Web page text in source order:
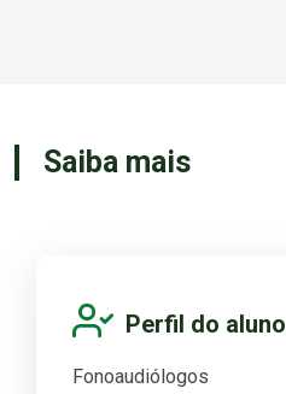
Saiba mais
Perfil do aluno
Fonoaudiólogos